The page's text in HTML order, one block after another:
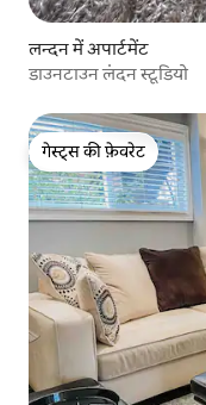
लन्दन में अपार्टमेंट
डाउनटाउन लंदन स्टूडियो
गेस्ट्स की फ़ेवरेट
गेस्ट्स की फ़ेवरेट